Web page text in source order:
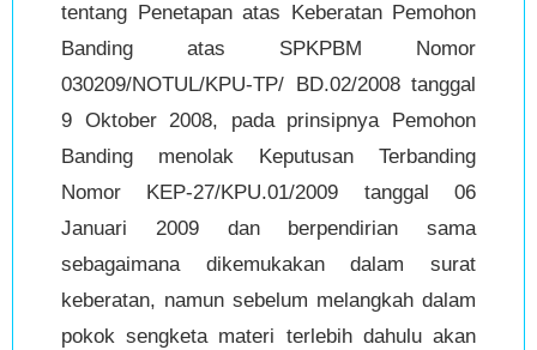
tentang Penetapan atas Keberatan Pemohon
Banding atas SPKPBM Nomor
030209/NOTUL/KPU-TP/ BD.02/2008 tanggal
9 Oktober 2008, pada prinsipnya Pemohon
Banding menolak Keputusan Terbanding
Nomor KEP-27/KPU.01/2009 tanggal 06
Januari 2009 dan berpendirian sama
sebagaimana dikemukakan dalam surat
keberatan, namun sebelum melangkah dalam
pokok sengketa materi terlebih dahulu akan